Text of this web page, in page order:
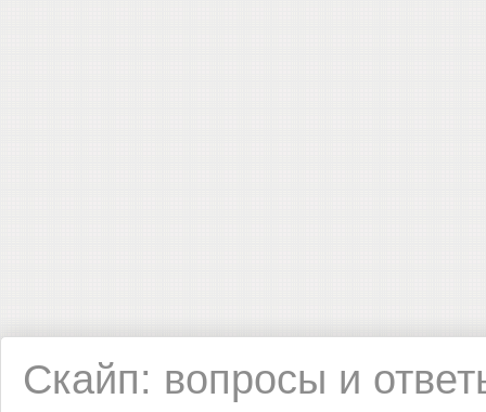
Скайп: вопросы и